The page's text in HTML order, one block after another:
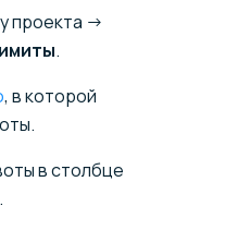
проекта →
.
, в которой
в столбце
.